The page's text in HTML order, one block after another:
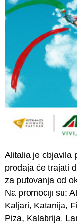
Alitalia je objavila
prodaja će trajati
za putovanja od
Na promociji su:
Kaljari, Katanija,
Piza, Kalabrija,